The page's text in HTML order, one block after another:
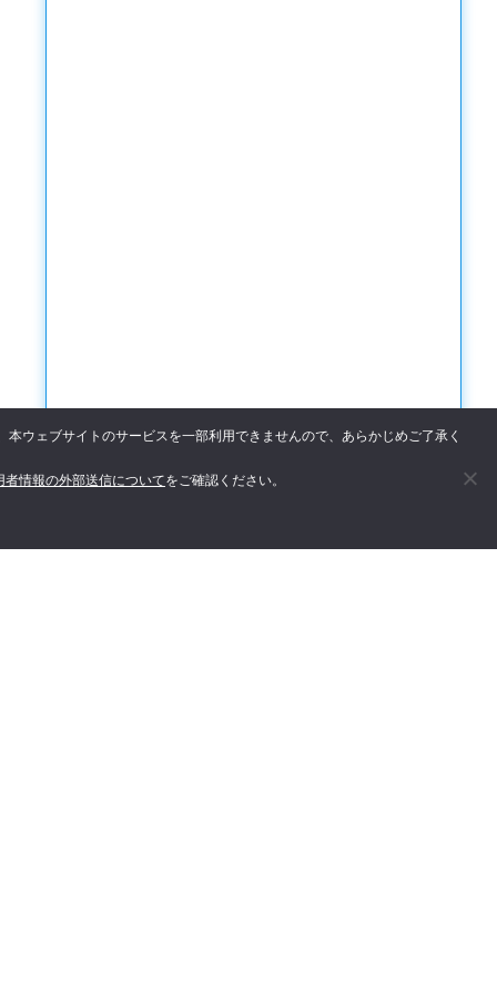
ウェブサイトのサービスを一部利用できませんので、あらかじめご了承く
者情報の外部送信についてをご確認ください。